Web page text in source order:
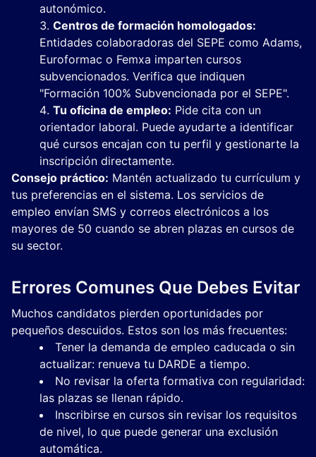
autonómico.
Centros de formación homologados:
Entidades colaboradoras del SEPE como Adams,
Euroformac o Femxa imparten cursos
subvencionados. Verifica que indiquen
"Formación 100% Subvencionada por el SEPE".
Tu oficina de empleo: Pide cita con un
orientador laboral. Puede ayudarte a identificar
qué cursos encajan con tu perfil y gestionarte la
inscripción directamente.
Consejo práctico: Mantén actualizado tu currículum y
tus preferencias en el sistema. Los servicios de
empleo envían SMS y correos electrónicos a los
mayores de 50 cuando se abren plazas en cursos de
su sector.
Errores Comunes Que Debes Evitar
Muchos candidatos pierden oportunidades por
pequeños descuidos. Estos son los más frecuentes:
Tener la demanda de empleo caducada o sin
actualizar: renueva tu DARDE a tiempo.
No revisar la oferta formativa con regularidad:
las plazas se llenan rápido.
Inscribirse en cursos sin revisar los requisitos
de nivel, lo que puede generar una exclusión
automática.